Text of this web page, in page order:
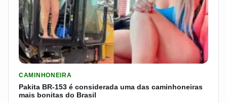
CAMINHONEIRA
Pakita BR-153 é considerada uma das caminhoneiras
mais bonitas do Brasil